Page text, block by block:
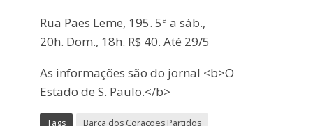
Rua Paes Leme, 195. 5ª a sáb.,
20h. Dom., 18h. R$ 40. Até 29/5
As informações são do jornal <b>O
Estado de S. Paulo.</b>
Tags
Barca dos Corações Partidos